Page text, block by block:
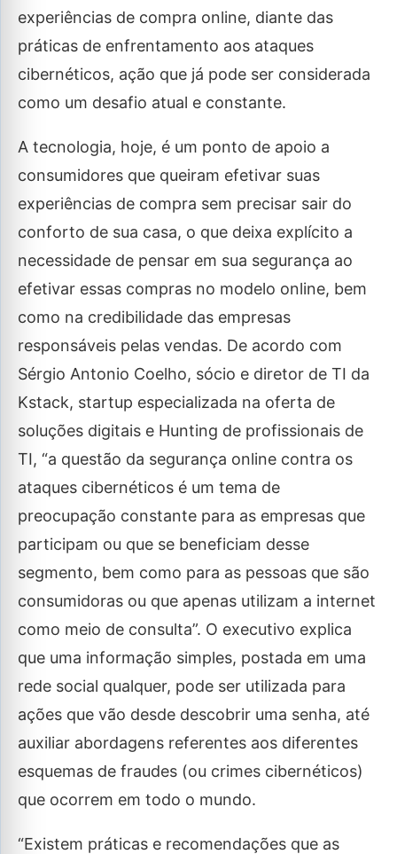
experiências de compra online, diante das
práticas de enfrentamento aos ataques
cibernéticos, ação que já pode ser considerada
como um desafio atual e constante.
A tecnologia, hoje, é um ponto de apoio a
consumidores que queiram efetivar suas
experiências de compra sem precisar sair do
conforto de sua casa, o que deixa explícito a
necessidade de pensar em sua segurança ao
efetivar essas compras no modelo online, bem
como na credibilidade das empresas
responsáveis pelas vendas. De acordo com
Sérgio Antonio Coelho, sócio e diretor de TI da
Kstack, startup especializada na oferta de
soluções digitais e Hunting de profissionais de
TI, “a questão da segurança online contra os
ataques cibernéticos é um tema de
preocupação constante para as empresas que
participam ou que se beneficiam desse
segmento, bem como para as pessoas que são
consumidoras ou que apenas utilizam a internet
como meio de consulta”. O executivo explica
que uma informação simples, postada em uma
rede social qualquer, pode ser utilizada para
ações que vão desde descobrir uma senha, até
auxiliar abordagens referentes aos diferentes
esquemas de fraudes (ou crimes cibernéticos)
que ocorrem em todo o mundo.
“Existem práticas e recomendações que as